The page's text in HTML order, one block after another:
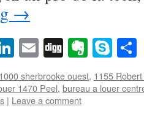
→
LinkedIn
EmailDigg
1000 sherbrooke ouest, 1155
1470 Peel, bureau a louer
| Leave a comment